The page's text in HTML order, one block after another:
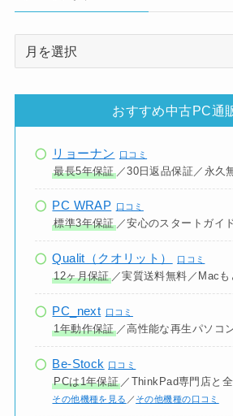
ブ
おすすめ中古PC通
リョーナン 口コミ
最長5年保証／30日返品保証／永久
PC WRAP 口コミ
標準3年保証／安心のスタートガイ
Qualit（クオリット） 口コミ
12ヶ月保証／実質送料無料／Macも
PC_next 口コミ
1年動作保証／高性能な再生パソコ
Be-Stock 口コミ
PCは1年保証 ／ThinkPad専門店と
その他機種を見る ／ その他機種の口コミ